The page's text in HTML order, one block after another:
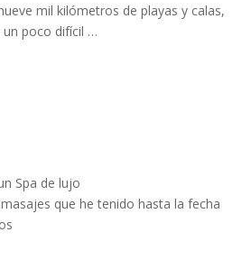
mil kilómetros de playas y calas,
poco difícil …
Spa de lujo
que he tenido hasta la fecha